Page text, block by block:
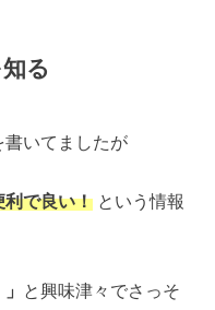
る
書いてましたが
利で良い！ という情報
と興味津々でさっそ